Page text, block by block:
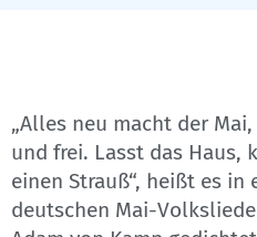
„Alles neu macht der
und frei. Lasst das Haus,
einen Strauß“, heißt es
deutschen Mai-